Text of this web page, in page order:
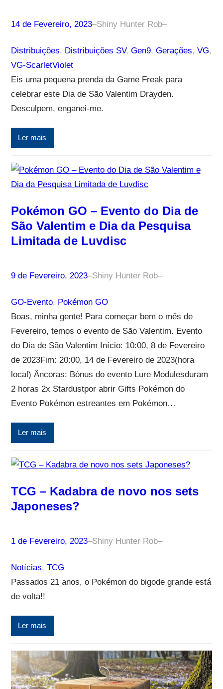
14 de Fevereiro, 2023–Shiny Hunter Rob–
Distribuições, Distribuições SV, Gen9, Gerações, VG
VG-ScarletViolet
Eis uma pequena prenda da Game Freak para
celebrar este Dia de São Valentim Drayden.
Desculpem, enganei-me.
Ler mais
Pokémon GO – Evento do Dia de
São Valentim e Dia da Pesquisa
Limitada de Luvdisc
9 de Fevereiro, 2023–Shiny Hunter Rob–
GO-Evento, Pokémon GO
Boas, minha gente! Para começar bem o mês de
Fevereiro, temos o evento de São Valentim. Evento
do Dia de São Valentim Início: 10:00, 8 de Fevereiro
de 2023Fim: 20:00, 14 de Fevereiro de 2023(hora
local) Âncoras: Bónus do evento Lure Modulesduram
2 horas 2x Stardustpor abrir Gifts Pokémon do
Evento Pokémon estreantes em Pokémon…
Ler mais
TCG – Kadabra de novo nos sets
Japoneses?
1 de Fevereiro, 2023–Shiny Hunter Rob–
Notícias, TCG
Passados 21 anos, o Pokémon do bigode grande está
de volta!!
Ler mais